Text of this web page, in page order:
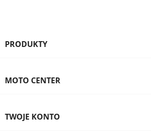
PRODUKTY
MOTO CENTER
TWOJE KONTO